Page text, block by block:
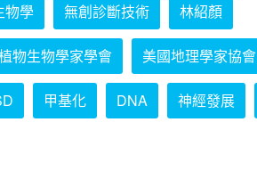
物學 無創診斷技術 林紹顏
物生物學家學會 美國地理學家協會
甲基化 DNA 神經發展